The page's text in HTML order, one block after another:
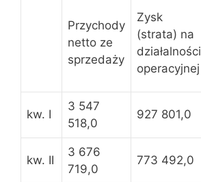
Przychody
netto ze
sprzedaży
Zysk
(strata) na
działalności
operacyjnej
kw. I
3 547
518,0
927 801,0
kw. II
3 676
719,0
773 492,0